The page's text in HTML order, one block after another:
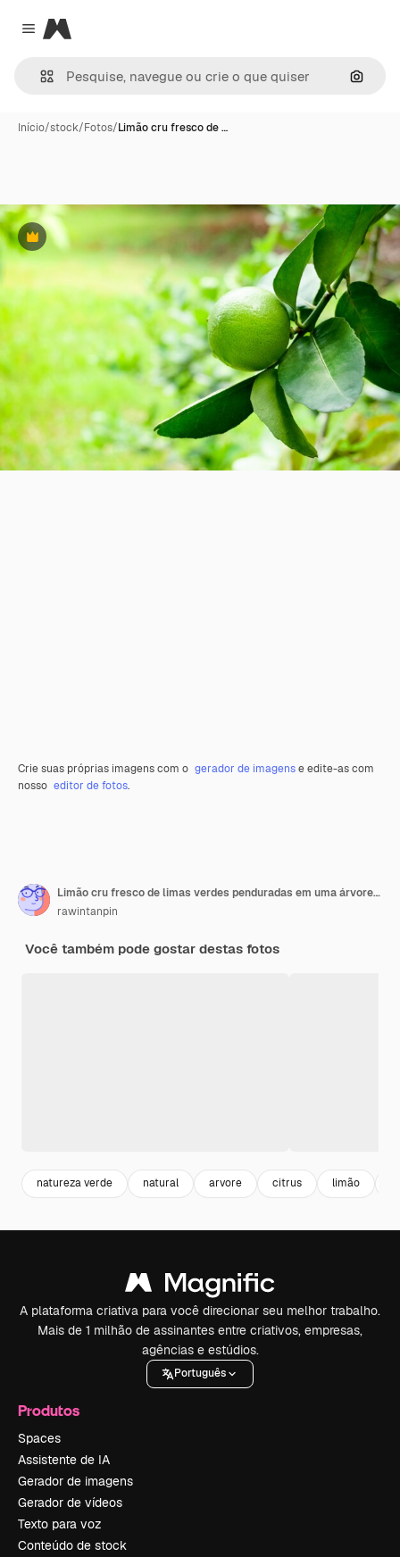
Close menu
Magnific
Início/stock/Fotos/Limão cru fresco de …
Premium
Crie suas próprias imagens com o gerador de imagense edite-as com
nosso editor de fotos.
Limão cru fresco de limas verdes penduradas em uma árvore com uma gota d'água no jardim
rawintanpin
Você também pode gostar destas fotos
natureza verde natural arvore citrus limão
A plataforma criativa para você direcionar seu melhor trabalho.
Mais de 1 milhão de assinantes entre criativos, empresas,
agências e estúdios.
Português
Produtos
Spaces
Assistente de IA
Gerador de imagens
Gerador de vídeos
Texto para voz
Conteúdo de stock